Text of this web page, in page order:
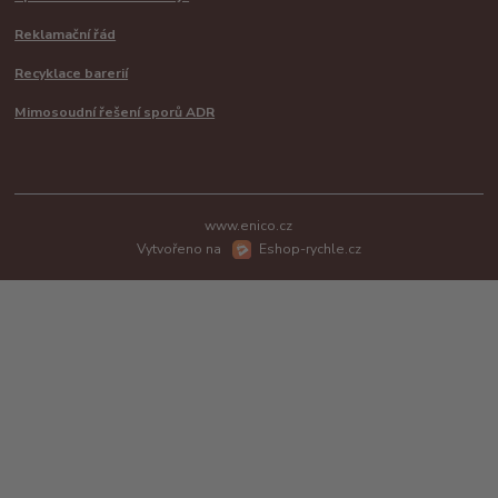
Reklamační řád
Recyklace barerií
Mimosoudní řešení sporů ADR
www.enico.cz
Vytvořeno na
Eshop-rychle.cz